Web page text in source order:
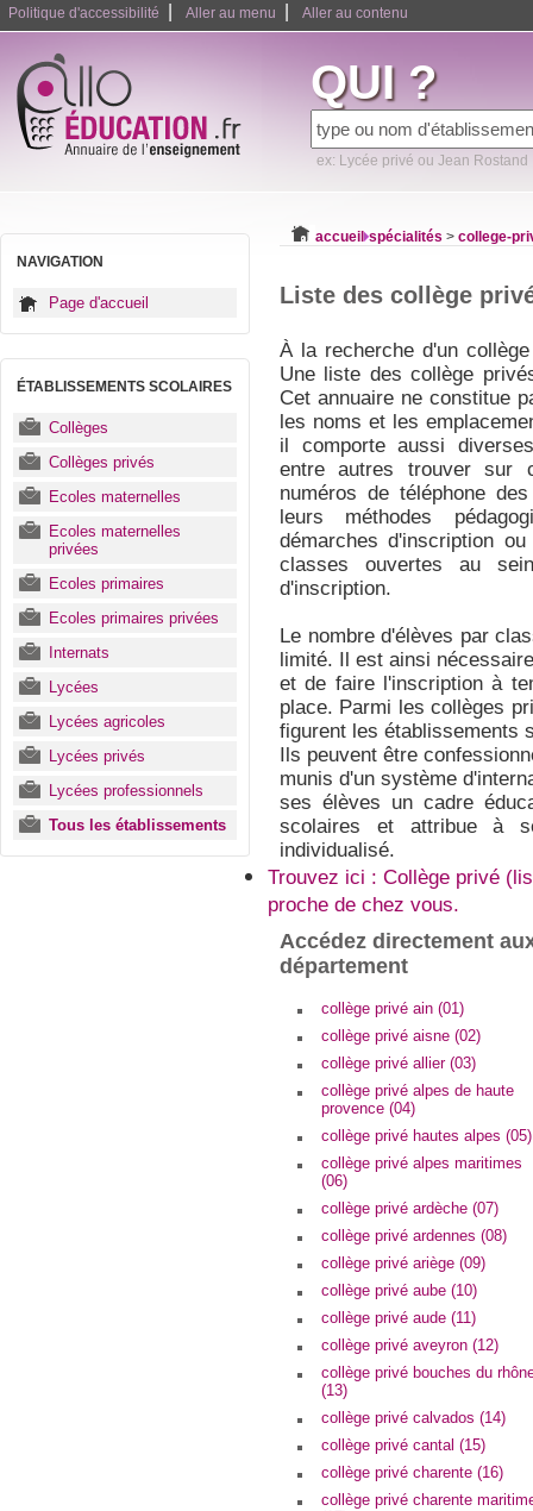
Politique d'accessibilité Aller au menu Aller au contenu
QUI ?
ex: Lycée privé ou Jean Rostand
NAVIGATION
Page d'accueil
ÉTABLISSEMENTS SCOLAIRES
Collèges
Collèges privés
Ecoles maternelles
Ecoles maternelles
privées
Ecoles primaires
Ecoles primaires privées
Internats
Lycées
Lycées agricoles
Lycées privés
Lycées professionnels
Tous les établissements
accueil spécialités > college-
Liste des collège
À la recherche d'un
Une liste des collège
Cet annuaire ne constitue
les noms et les
il comporte aussi
entre autres trouver sur
numéros de téléphone
leurs méthodes
démarches d'inscription
classes ouvertes au
d'inscription.
Le nombre d'élèves par
limité. Il est ainsi
et de faire l'inscription à
place. Parmi les collèges
figurent les établissements
Ils peuvent être
munis d'un système
ses élèves un cadre
scolaires et attribue à
individualisé.
Trouvez ici : Collège privé
proche de chez vous.
Accédez directement
département
collège privé ain (01)
collège privé aisne (02)
collège privé allier (03)
collège privé alpes de haute
provence (04)
collège privé hautes alpes (05)
collège privé alpes maritimes
(06)
collège privé ardèche (07)
collège privé ardennes (08)
collège privé ariège (09)
collège privé aube (10)
collège privé aude (11)
collège privé aveyron (12)
collège privé bouches du
(13)
collège privé calvados (14)
collège privé cantal (15)
collège privé charente (16)
collège privé charente